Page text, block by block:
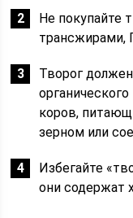
Не покупайте
трансжирами,
Творог
коров,
зерном или
Избегайте
они содержат